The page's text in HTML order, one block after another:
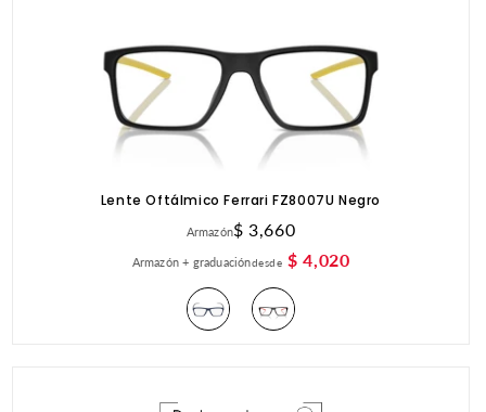
Lente Oftálmico Ferrari FZ8007U Negro
ArmazónPrecio
habitual
$ 3,660
Armazón + graduacióndesde $ 4,020